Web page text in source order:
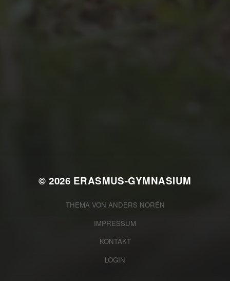
© 2026 ERASMUS-GYMNASIUM
THEMA VON ANDERS NORÉN
IMPRESSUM
KONTAKT
LOGIN